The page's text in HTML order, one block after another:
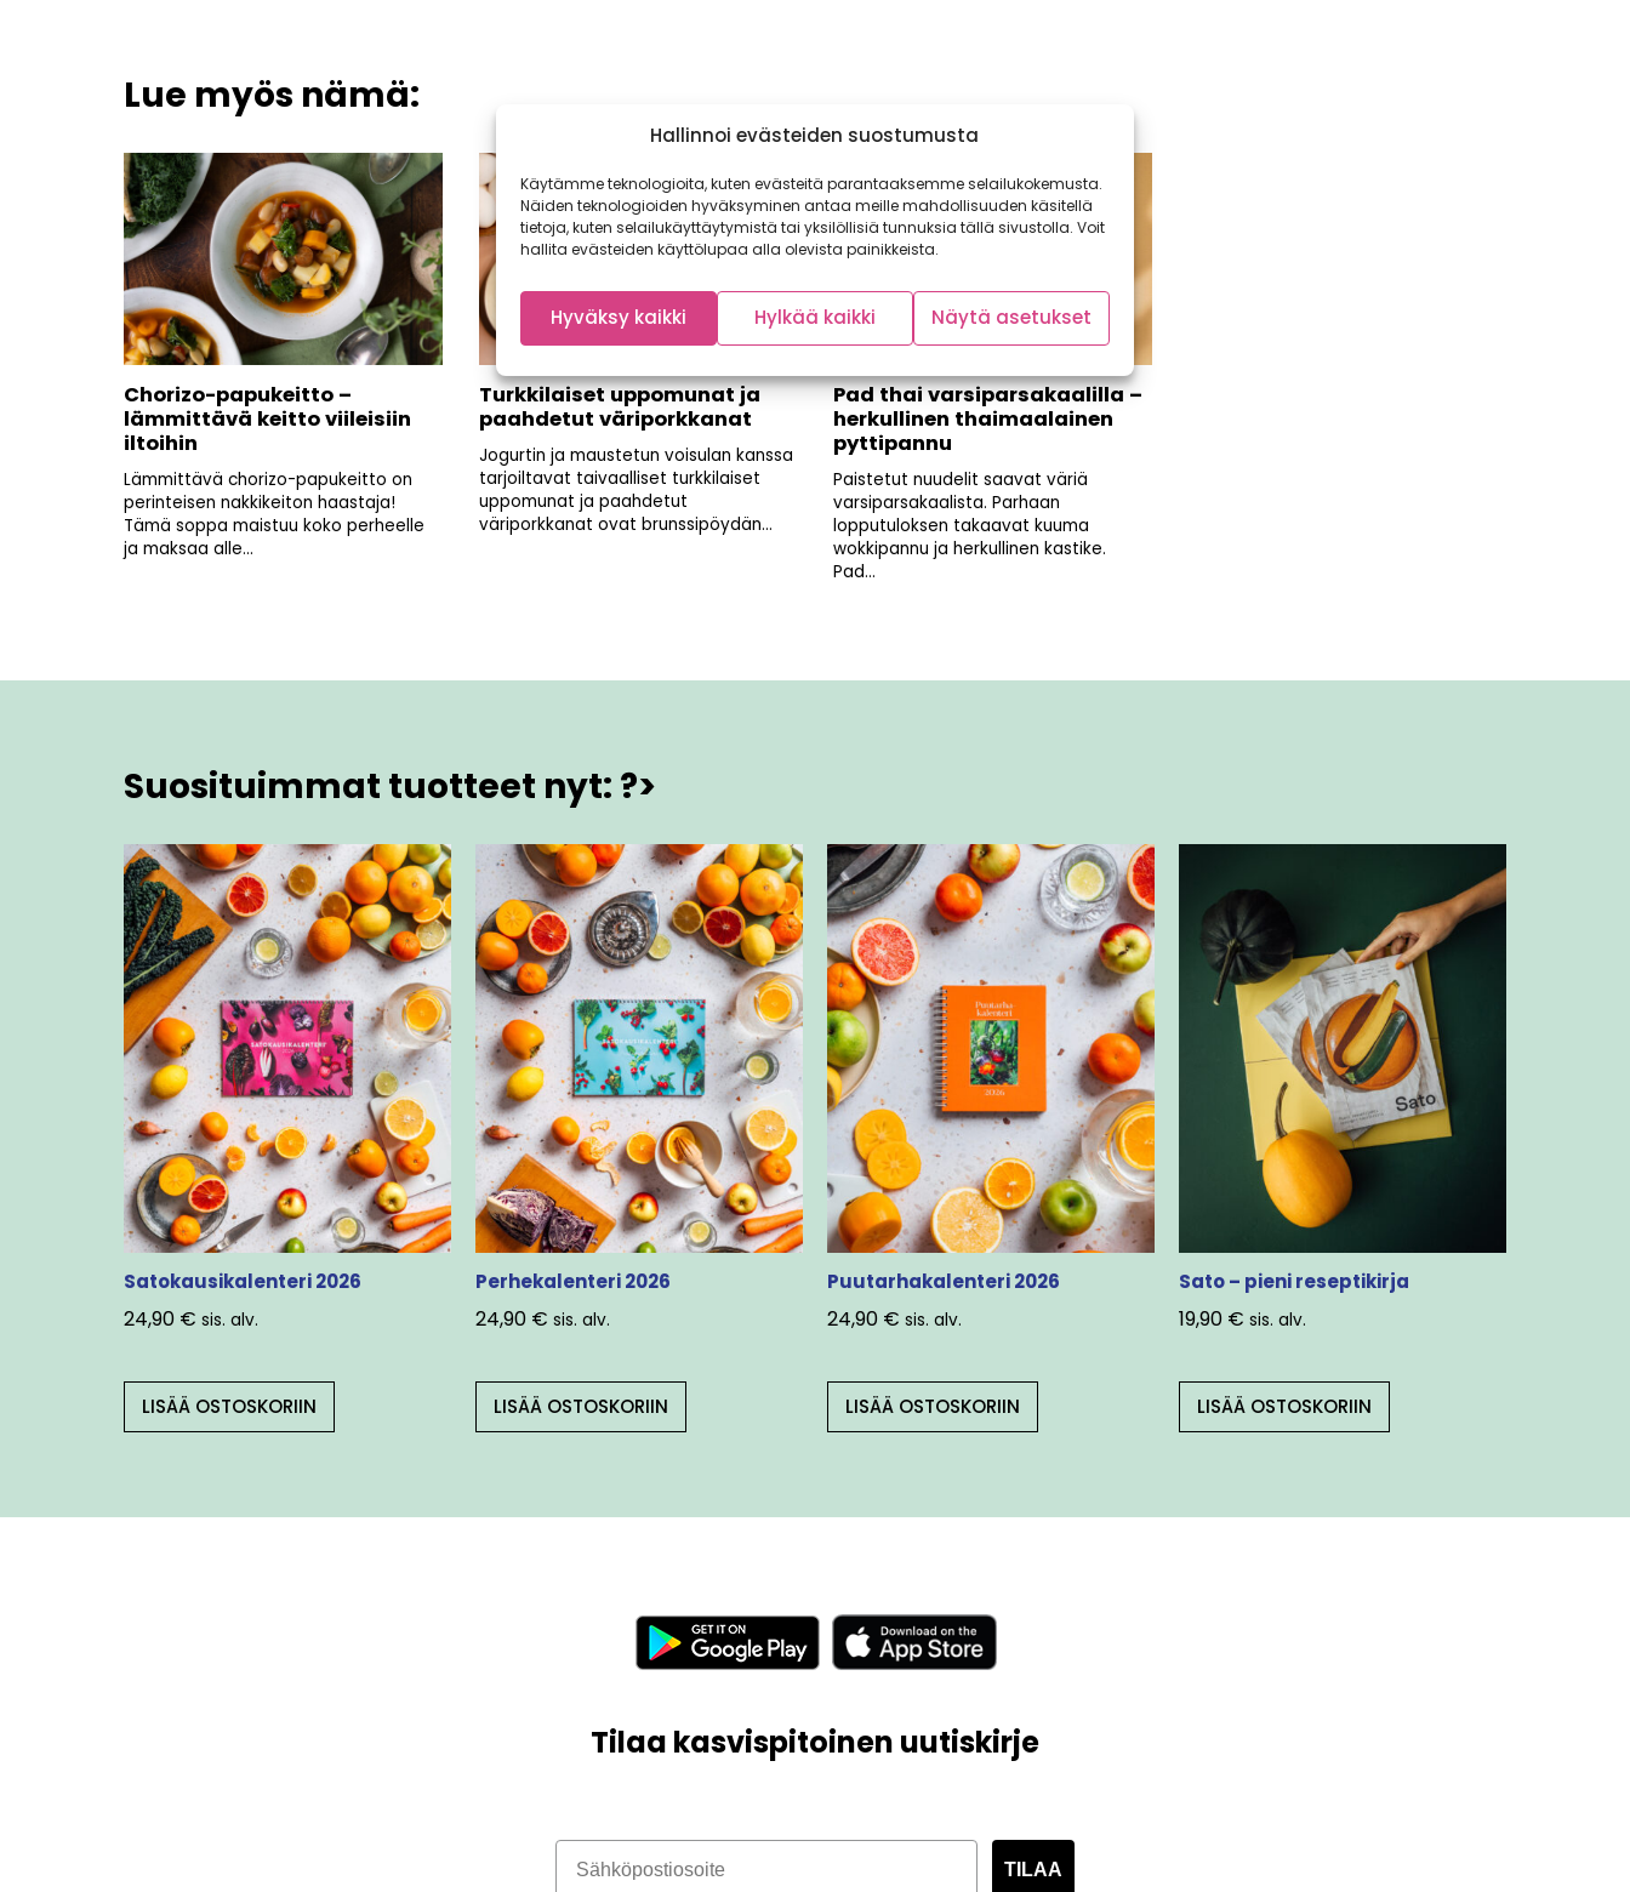
Hallinnoi evästeiden suostumusta
Käytämme teknologioita, kuten evästeitä parantaaksemme selailukokemusta.
Näiden teknologioiden hyväksyminen antaa meille mahdollisuuden käsitellä
tietoja, kuten selailukäyttäytymistä tai yksilöllisiä tunnuksia tällä sivustolla. Voit
hallita evästeiden käyttölupaa alla olevista painikkeista.
Hyväksy kaikki Hylkää kaikki Näytä asetukset
Lue myös nämä:
Chorizo-papukeitto –
lämmittävä keitto viileisiin
iltoihin
Lämmittävä chorizo-papukeitto on
perinteisen nakkikeiton haastaja!
Tämä soppa maistuu koko perheelle
ja maksaa alle...
Turkkilaiset uppomunat ja
paahdetut väriporkkanat
Jogurtin ja maustetun voisulan kanssa
tarjoiltavat taivaalliset turkkilaiset
uppomunat ja paahdetut
väriporkkanat ovat brunssipöydän...
Pad thai varsiparsakaalilla –
herkullinen thaimaalainen
pyttipannu
Paistetut nuudelit saavat väriä
varsiparsakaalista. Parhaan
lopputuloksen takaavat kuuma
wokkipannu ja herkullinen kastike.
Pad...
Suosituimmat tuotteet nyt: ?>
Satokausikalenteri 2026
24,90 € sis. alv.
LISÄÄ OSTOSKORIIN
Perhekalenteri 2026
24,90 € sis. alv.
LISÄÄ OSTOSKORIIN
Puutarhakalenteri 2026
24,90 € sis. alv.
LISÄÄ OSTOSKORIIN
Sato – pieni reseptikirja
19,90 € sis. alv.
LISÄÄ OSTOSKORIIN
Tilaa kasvispitoinen uutiskirje
TILAA